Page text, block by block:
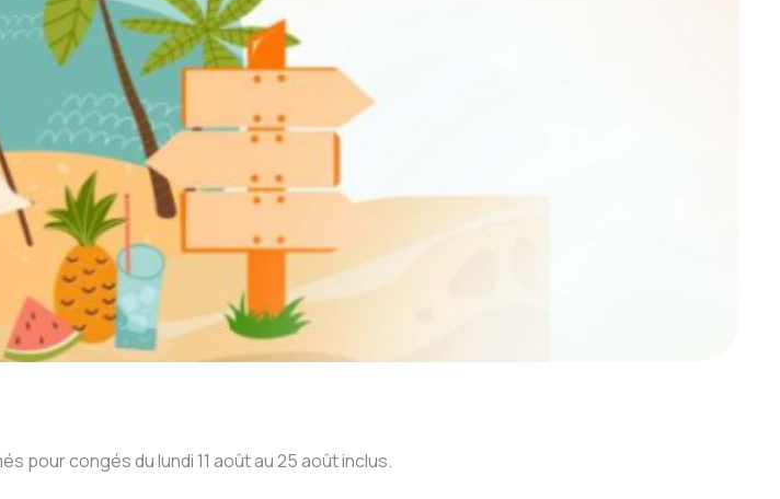
pour congés du lundi 11 août au 25 août inclus.